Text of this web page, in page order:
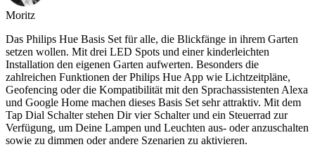
Moritz
Das Philips Hue Basis Set für alle, die Blickfänge in ihrem Garten
setzen wollen. Mit drei LED Spots und einer kinderleichten
Installation den eigenen Garten aufwerten. Besonders die
zahlreichen Funktionen der Philips Hue App wie Lichtzeitpläne,
Geofencing oder die Kompatibilität mit den Sprachassistenten Alexa
und Google Home machen dieses Basis Set sehr attraktiv. Mit dem
Tap Dial Schalter stehen Dir vier Schalter und ein Steuerrad zur
Verfügung, um Deine Lampen und Leuchten aus- oder anzuschalten
sowie zu dimmen oder andere Szenarien zu aktivieren.